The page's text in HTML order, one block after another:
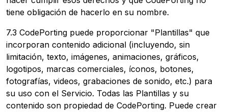
tiene obligación de hacerlo en su nombre.
7.3 CodePorting puede proporcionar "Plantillas" que
incorporan contenido adicional (incluyendo, sin
limitación, texto, imágenes, animaciones, gráficos,
logotipos, marcas comerciales, íconos, botones,
fotografías, videos, grabaciones de sonido, etc.) para
su uso con el Servicio. Todas las Plantillas y su
contenido son propiedad de CodePorting. Puede crear